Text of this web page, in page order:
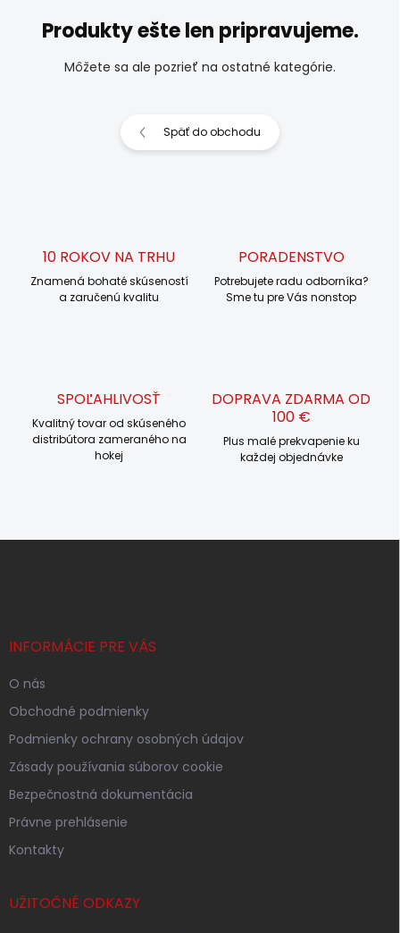
Produkty ešte len pripravujeme.
Môžete sa ale pozrieť na ostatné kategórie.
Späť do obchodu
10 ROKOV NA TRHU
Znamená bohaté skúseností
a zaručenú kvalitu
PORADENSTVO
Potrebujete radu odborníka?
Sme tu pre Vás nonstop
SPOĽAHLIVOSŤ
Kvalitný tovar od skúseného
distribútora zameraného na
hokej
DOPRAVA ZDARMA OD
100 €
Plus malé prekvapenie ku
každej objednávke
INFORMÁCIE PRE VÁS
O nás
Obchodné podmienky
Podmienky ochrany osobných údajov
Zásady používania súborov cookie
Bezpečnostná dokumentácia
Právne prehlásenie
Kontakty
UŽITOČNÉ ODKAZY